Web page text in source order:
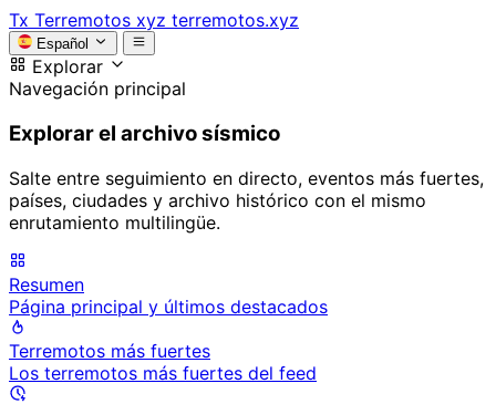
Tx Terremotos xyz terremotos.xyz
Español
Explorar
Navegación principal
Explorar el archivo sísmico
Salte entre seguimiento en directo, eventos más fuertes,
países, ciudades y archivo histórico con el mismo
enrutamiento multilingüe.
Resumen
Página principal y últimos destacados
Terremotos más fuertes
Los terremotos más fuertes del feed